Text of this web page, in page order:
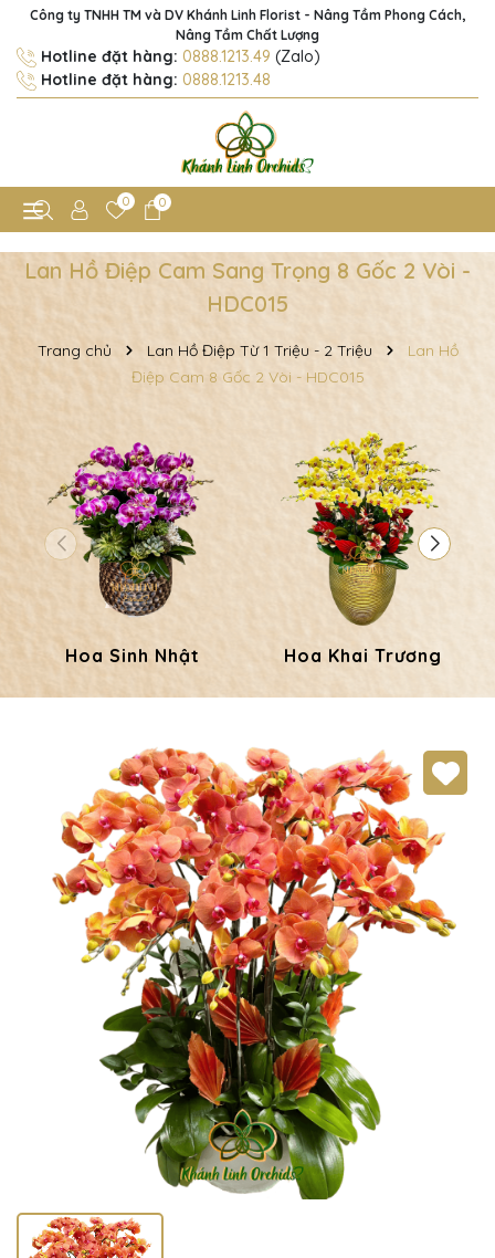
Công ty TNHH TM và DV Khánh Linh Florist - Nâng Tầm Phong Cách,
Nâng Tầm Chất Lượng
Hotline đặt hàng: 0888.1213.49 (Zalo)
Hotline đặt hàng: 0888.1213.48
0 0
Lan Hồ Điệp Cam Sang Trọng 8 Gốc 2 Vòi -
HDC015
Trang chủ Lan Hồ Điệp Từ 1 Triệu - 2 Triệu
Lan Hồ
Điệp Cam 8 Gốc 2 Vòi - HDC015
Hoa Sinh Nhật Hoa Khai Trương